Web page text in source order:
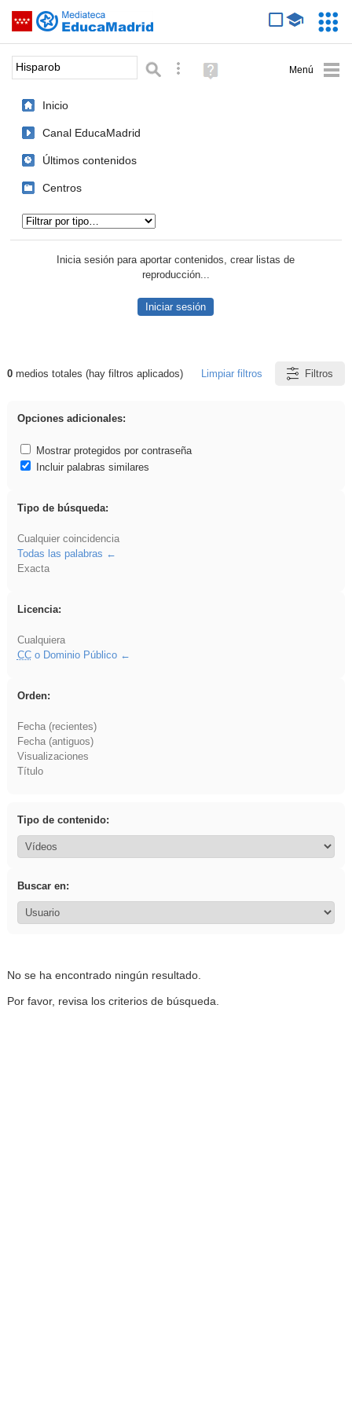
Saltar navegación
Palabra o frase: Búsqueda avanzada
Ayuda
(en
Inicio
Canal EducaMadrid
Últimos contenidos
Centros
Inicia sesión para aportar contenidos, crear listas de
reproducción...
Iniciar sesión
Resultados de: Hisparob
0medios totales (hay filtros aplicados) Limpiar filtros Filtros
Opciones adicionales:
Mostrar protegidos por contraseña
Incluir palabras similares
Tipo de búsqueda:
Cualquier coincidencia
Todas las palabras
Exacta
Licencia:
Cualquiera
CCo Dominio Público
Orden:
Fecha (recientes)
Fecha (antiguos)
Visualizaciones
Título
Tipo de contenido:
Buscar en:
No se ha encontrado ningún resultado.
Por favor, revisa los criterios de búsqueda.